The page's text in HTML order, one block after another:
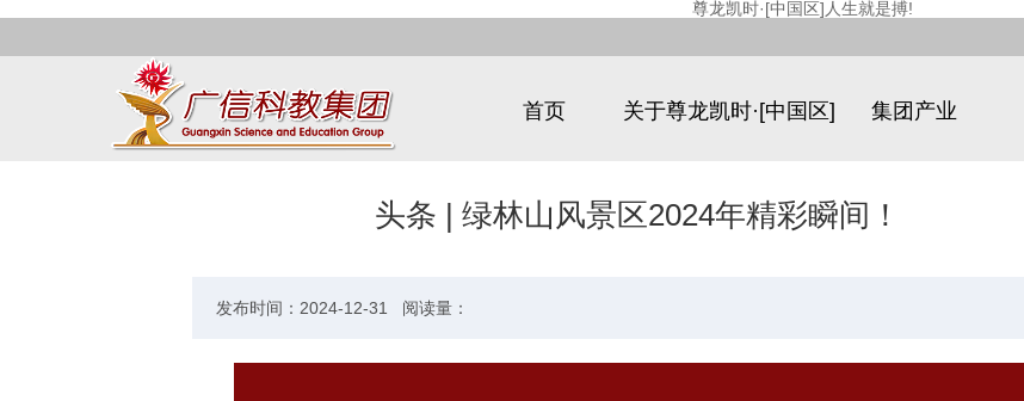
尊龙凯时·[中国区]人生就是搏!
首页 关于尊龙凯时·[中国区] 集团产业
头条 | 绿林山风景区2024年精彩瞬间！
发布时间：2024-12-31 阅读量：